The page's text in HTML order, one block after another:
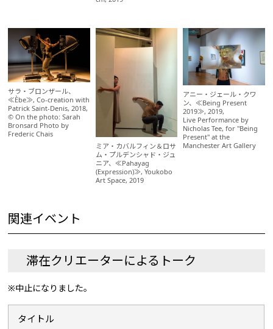
サラ・ブロンザール、
≪Èbe≫, Co-creation with
Patrick Saint-Denis, 2018,
© On the photo: Sarah
Bronsard Photo by
Frederic Chais
ミア・カバルフィン＆ロサ
ム・プルデンシャド・ジュ
ニア、≪Pahayag
(Expression)≫, Youkobo
Art Space, 2019
アニー・ジェール・クワ
ン、≪Being Present
2019≫, 2019,
Live Performance by
Nicholas Tee, for "Being
Present" at the
Manchester Art Gallery
関連イベント
滞在クリエーターによるトーク
※中止になりました。
タイトル